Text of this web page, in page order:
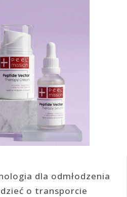
dla odmłodzenia
o transporcie